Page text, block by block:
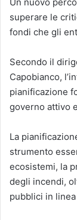
superare le
fondi che gli
Secondo il
Capobianco,
pianificazione
governo attivo
La
strumento
ecosistemi, la
degli incendi,
pubblici in